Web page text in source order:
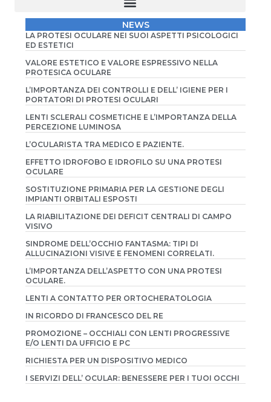
NEWS
LA PROTESI OCULARE NEI SUOI ASPETTI PSICOLOGICI
ED ESTETICI
VALORE ESTETICO E VALORE ESPRESSIVO NELLA
PROTESICA OCULARE
L’IMPORTANZA DEI CONTROLLI E DELL’ IGIENE PER I
PORTATORI DI PROTESI OCULARI
LENTI SCLERALI COSMETICHE E L’IMPORTANZA DELLA
PERCEZIONE LUMINOSA
L’OCULARISTA TRA MEDICO E PAZIENTE.
EFFETTO IDROFOBO E IDROFILO SU UNA PROTESI
OCULARE
SOSTITUZIONE PRIMARIA PER LA GESTIONE DEGLI
IMPIANTI ORBITALI ESPOSTI
LA RIABILITAZIONE DEI DEFICIT CENTRALI DI CAMPO
VISIVO
SINDROME DELL’OCCHIO FANTASMA: TIPI DI
ALLUCINAZIONI VISIVE E FENOMENI CORRELATI.
L’IMPORTANZA DELL’ASPETTO CON UNA PROTESI
OCULARE.
LENTI A CONTATTO PER ORTOCHERATOLOGIA
IN RICORDO DI FRANCESCO DEL RE
PROMOZIONE – OCCHIALI CON LENTI PROGRESSIVE
E/O LENTI DA UFFICIO E PC
RICHIESTA PER UN DISPOSITIVO MEDICO
I SERVIZI DELL’ OCULAR: BENESSERE PER I TUOI OCCHI